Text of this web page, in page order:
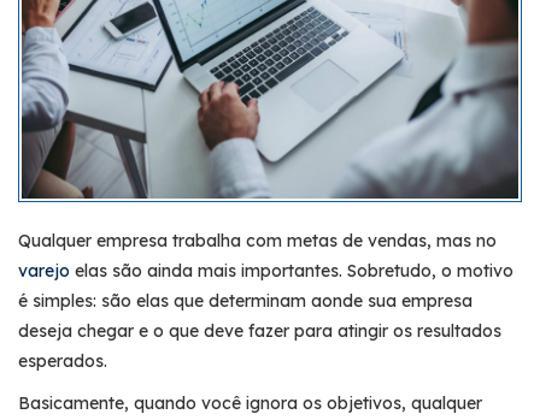
Qualquer empresa trabalha com metas de vendas, mas no
varejo elas são ainda mais importantes. Sobretudo, o motivo
é simples: são elas que determinam aonde sua empresa
deseja chegar e o que deve fazer para atingir os resultados
esperados.
Basicamente, quando você ignora os objetivos, qualquer